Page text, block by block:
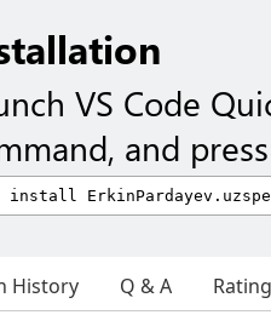
VS Code
and
History Q & A